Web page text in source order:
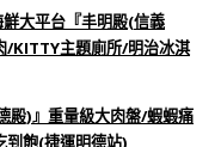
大平台『丰明殿(信義
/KITTY主題廁所/明治冰淇
殿)』重量級大肉盤/蝦蝦痛
到飽(捷運明德站)